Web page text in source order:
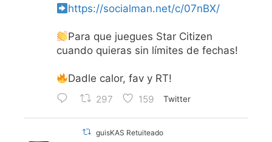
https://socialman.net/c/07nBX/
Para que juegues Star Citizen
cuando quieras sin límites de fechas!
Dadle calor, fav y RT!
297 159 Twitter
guisKAS Retuiteado